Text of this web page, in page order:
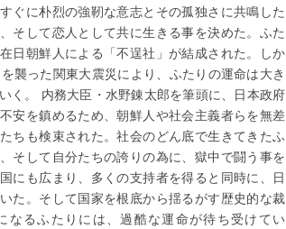
ぐに朴烈の強靭な意志とその孤独さに共鳴した
そして恋人として共に生きる事を決めた。ふた
日朝鮮人による「不逞社」が結成された。しか
襲った関東大震災により、ふたりの運命は大き
く。 内務大臣・水野錬太郎を筆頭に、日本政府
安を鎮めるため、朝鮮人や社会主義者らを無差
ちも検束された。社会のどん底で生きてきたふ
そして自分たちの誇りの為に、獄中で闘う事を
にも広まり、多くの支持者を得ると同時に、日
た。そして国家を根底から揺るがす歴史的な裁
なるふたりには、過酷な運命が待ち受けてい